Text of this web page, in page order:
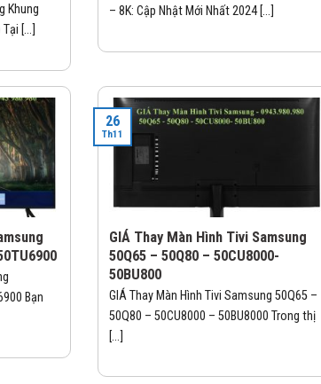
Khung
[...]
– 8K: Cập Nhật Mới Nhất 2024 [...]
Bạn
GIÁ Thay Màn Hình Tivi Samsung
50Q65 – 50Q80 – 50CU8000-
50BU800
GIÁ Thay Màn Hình Tivi Samsung 50Q65 –
50Q80 – 50CU8000 – 50BU8000 Trong thị
[...]
26
Th11